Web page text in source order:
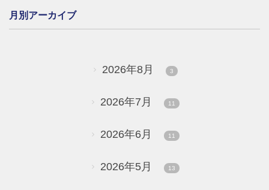
月別アーカイブ
2026年8月 3
2026年7月 11
2026年6月 11
2026年5月 13